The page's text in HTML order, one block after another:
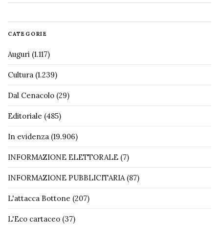
CATEGORIE
Auguri (1.117)
Cultura (1.239)
Dal Cenacolo (29)
Editoriale (485)
In evidenza (19.906)
INFORMAZIONE ELETTORALE (7)
INFORMAZIONE PUBBLICITARIA(87)
L'attacca Bottone (207)
L'Eco cartaceo (37)